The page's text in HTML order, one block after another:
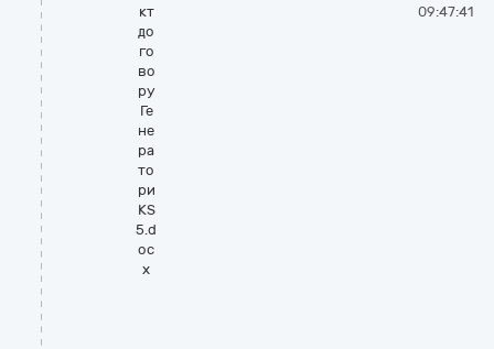
кт
до
го
во
ру
Ге
не
ра
то
ри
KS
5.d
oc
x
09:47:41